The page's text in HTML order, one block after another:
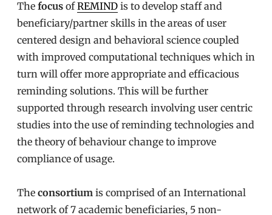
The focus ofREMIND is to develop staff and
beneficiary/partner skills in the areas of user
centered design and behavioral science coupled
with improved computational techniques which in
turn will offer more appropriate and efficacious
reminding solutions. This will be further
supported through research involving user centric
studies into the use of reminding technologies and
the theory of behaviour change to improve
compliance of usage.
The consortium is comprised of an International
network of 7 academic beneficiaries, 5 non-